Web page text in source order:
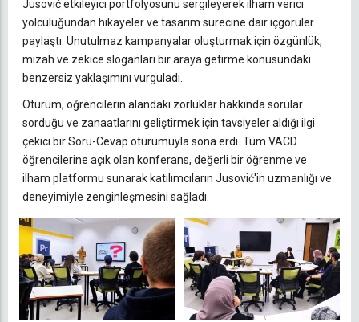
Jusović etkileyici portfolyosunu sergileyerek ilham verici
yolculuğundan hikayeler ve tasarım sürecine dair içgörüler
paylaştı. Unutulmaz kampanyalar oluşturmak için özgünlük,
mizah ve zekice sloganları bir araya getirme konusundaki
benzersiz yaklaşımını vurguladı.
Oturum, öğrencilerin alandaki zorluklar hakkında sorular
sorduğu ve zanaatlarını geliştirmek için tavsiyeler aldığı ilgi
çekici bir Soru-Cevap oturumuyla sona erdi. Tüm VACD
öğrencilerine açık olan konferans, değerli bir öğrenme ve
ilham platformu sunarak katılımcıların Jusović'in uzmanlığı ve
deneyimiyle zenginleşmesini sağladı.